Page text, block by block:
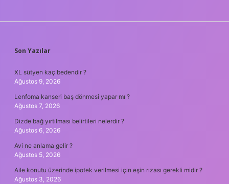
SIDEBAR
Son Yazılar
XL sütyen kaç bedendir ?
Ağustos 9, 2026
Lenfoma kanseri baş dönmesi yapar mı ?
Ağustos 7, 2026
Dizde bağ yırtılması belirtileri nelerdir ?
Ağustos 6, 2026
Avi ne anlama gelir ?
Ağustos 5, 2026
Aile konutu üzerinde ipotek verilmesi için eşin rızası gerekli midir ?
Ağustos 3, 2026